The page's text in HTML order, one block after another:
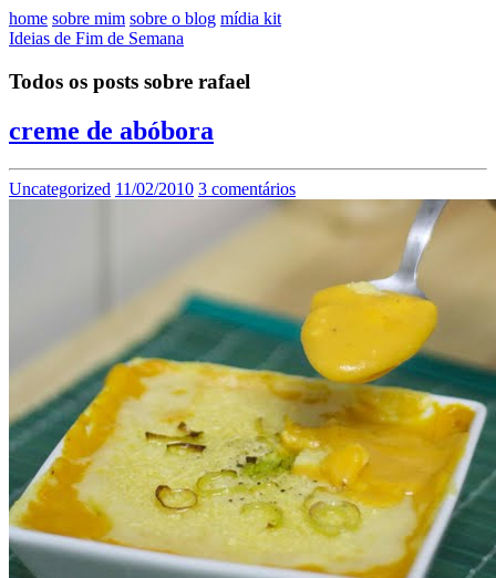
home sobre mim sobre o blog mídia kit
Ideias de Fim de Semana
Todos os posts sobre rafael
creme de abóbora
Uncategorized 11/02/2010 3 comentários